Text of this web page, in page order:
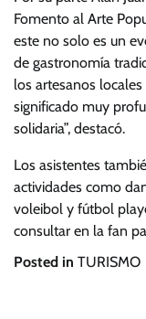
Fomento al Arte
este no solo es un
de gastronomía
los artesanos
significado muy
solidaria”, destacó.
Los asistentes
actividades como
voleibol y fútbol
consultar en la fan
Posted in TURISMO